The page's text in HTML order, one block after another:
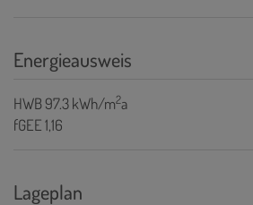
Energieausweis
HWB97.3 kWh/m2a
fGEE1,16
Lageplan